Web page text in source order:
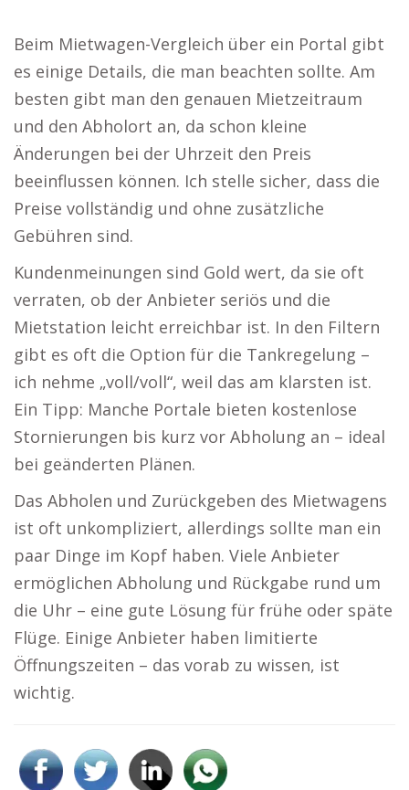
Beim Mietwagen-Vergleich über ein Portal gibt
es einige Details, die man beachten sollte. Am
besten gibt man den genauen Mietzeitraum
und den Abholort an, da schon kleine
Änderungen bei der Uhrzeit den Preis
beeinflussen können. Ich stelle sicher, dass die
Preise vollständig und ohne zusätzliche
Gebühren sind.
Kundenmeinungen sind Gold wert, da sie oft
verraten, ob der Anbieter seriös und die
Mietstation leicht erreichbar ist. In den Filtern
gibt es oft die Option für die Tankregelung –
ich nehme „voll/voll“, weil das am klarsten ist.
Ein Tipp: Manche Portale bieten kostenlose
Stornierungen bis kurz vor Abholung an – ideal
bei geänderten Plänen.
Das Abholen und Zurückgeben des Mietwagens
ist oft unkompliziert, allerdings sollte man ein
paar Dinge im Kopf haben. Viele Anbieter
ermöglichen Abholung und Rückgabe rund um
die Uhr – eine gute Lösung für frühe oder späte
Flüge. Einige Anbieter haben limitierte
Öffnungszeiten – das vorab zu wissen, ist
wichtig.